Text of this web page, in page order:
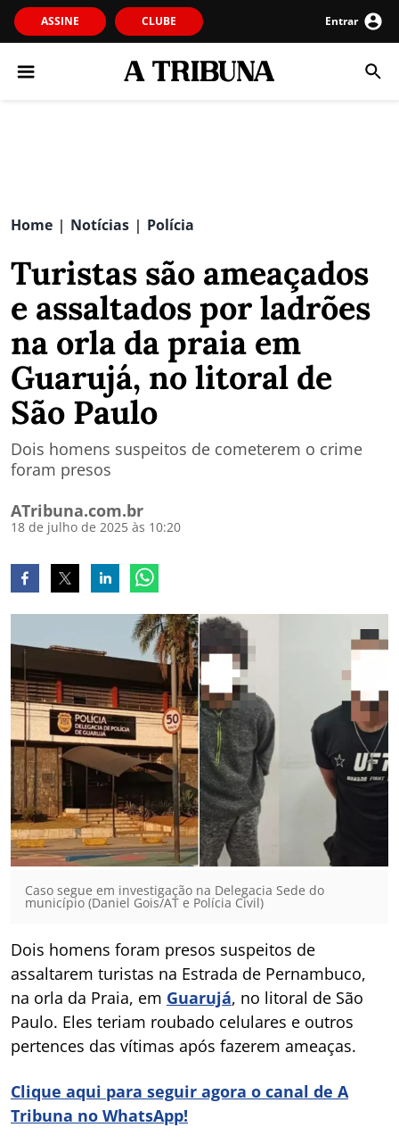
ASSINE CLUBE Entrar
Home | Notícias | Polícia
Turistas são ameaçados
e assaltados por ladrões
na orla da praia em
Guarujá, no litoral de
São Paulo
Dois homens suspeitos de cometerem o crime
foram presos
ATribuna.com.br
18 de julho de 2025 às 10:20
Caso segue em investigação na Delegacia Sede do
município (Daniel Gois/AT e Polícia Civil)
Dois homens foram presos suspeitos de
assaltarem turistas na Estrada de Pernambuco,
na orla da Praia, em Guarujá, no litoral de São
Paulo. Eles teriam roubado celulares e outros
pertences das vítimas após fazerem ameaças.
Clique aqui para seguir agora o canal de A
Tribuna no WhatsApp!